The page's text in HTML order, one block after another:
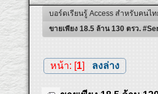
บอร์ดเรียนรู้ Access สำหรับคนไท
ขายเพียง 18.5 ล้าน 130 ตรว.
หน้า: [1] ลงล่าง